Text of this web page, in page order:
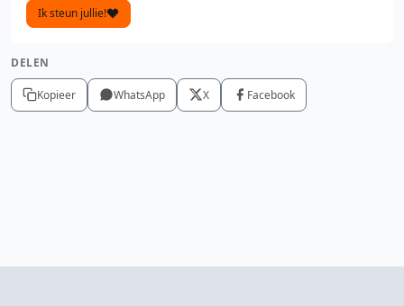
Ik steun jullie!
DELEN
Kopieer WhatsApp X Facebook